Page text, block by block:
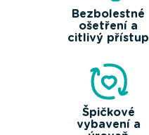
Bezbolestné
ošetření a
citlivý přístup
Špičkové
vybavení a